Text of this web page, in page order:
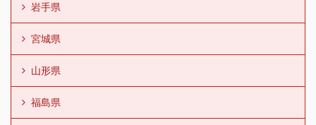
岩手県
宮城県
山形県
福島県